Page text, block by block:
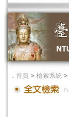
． 首頁 > 檢索系統 >